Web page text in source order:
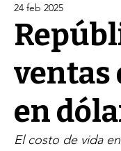
Opinión
ventas
en
24 feb 2025
El costo de vida